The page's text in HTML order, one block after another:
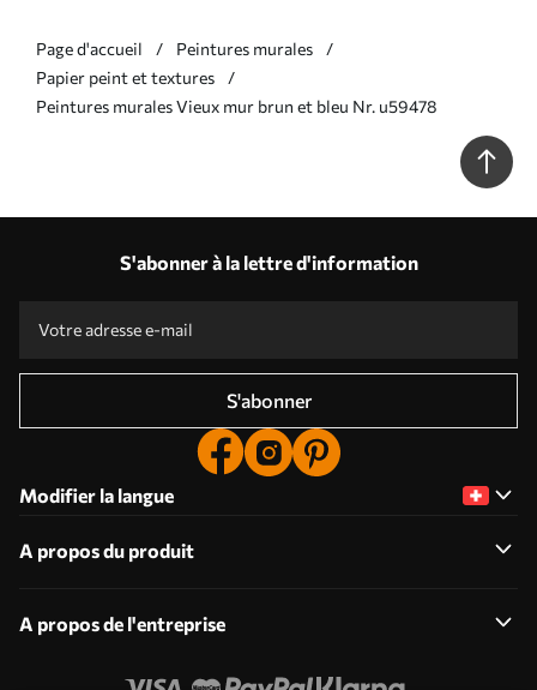
Page d'accueil
Peintures murales
Papier peint et textures
Peintures murales Vieux mur brun et bleu Nr. u59478
S'abonner à la lettre d'information
S'abonner
Modifier la langue
A propos du produit
A propos de l'entreprise